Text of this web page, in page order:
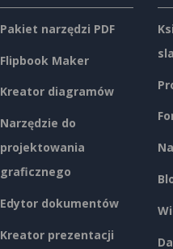
Pakiet narzędzi PDF
Flipbook Maker
Kreator diagramów
Narzędzie do
projektowania
graficznego
Edytor dokumentów
Kreator prezentacji